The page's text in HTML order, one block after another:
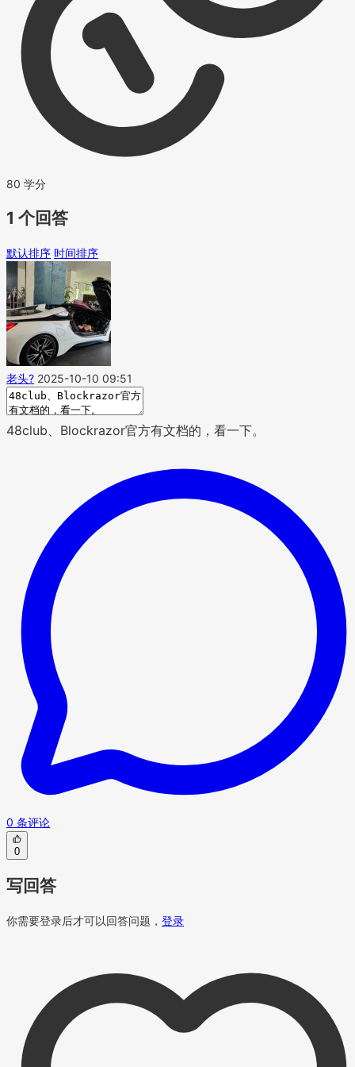
80 学分
1 个回答
默认排序 时间排序
老头? 2025-10-10 09:51
48club、Blockrazor官方有文档的，看一下。
0 条评论
0
写回答
你需要登录后才可以回答问题， 登录